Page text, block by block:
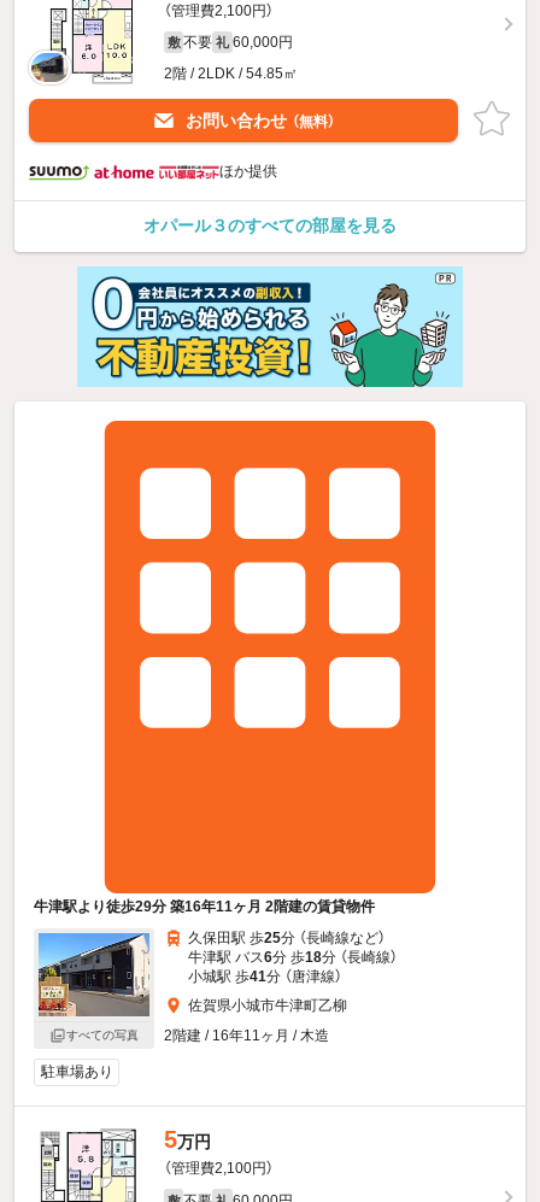
（管理費2,100円）
敷 不要 礼 60,000円
2階 / 2LDK / 54.85㎡
お問い合わせ （無料）
ほか提供
オパール３のすべての部屋を見る
牛津駅より徒歩29分 築16年11ヶ月 2階建の賃貸物件
すべての写真
久保田駅 歩25分 （長崎線など）
牛津駅 バス6分 歩18分 （長崎線）
小城駅 歩41分 （唐津線）
佐賀県小城市牛津町乙柳
2階建 / 16年11ヶ月 / 木造
駐車場あり
5万円
（管理費2,100円）